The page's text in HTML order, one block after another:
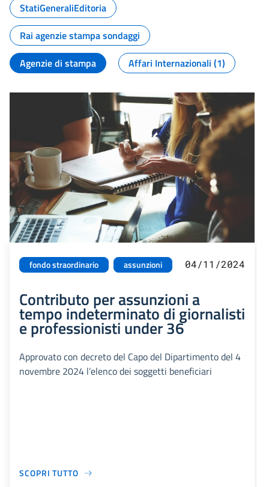
StatiGeneraliEditoria
Rai agenzie stampa sondaggi
Agenzie di stampa
Affari Internazionali (1)
fondo straordinario assunzioni 04/11/2024
Contributo per assunzioni a
tempo indeterminato di giornalisti
e professionisti under 36
Approvato con decreto del Capo del Dipartimento del 4
novembre 2024 l’elenco dei soggetti beneficiari
SCOPRI TUTTO